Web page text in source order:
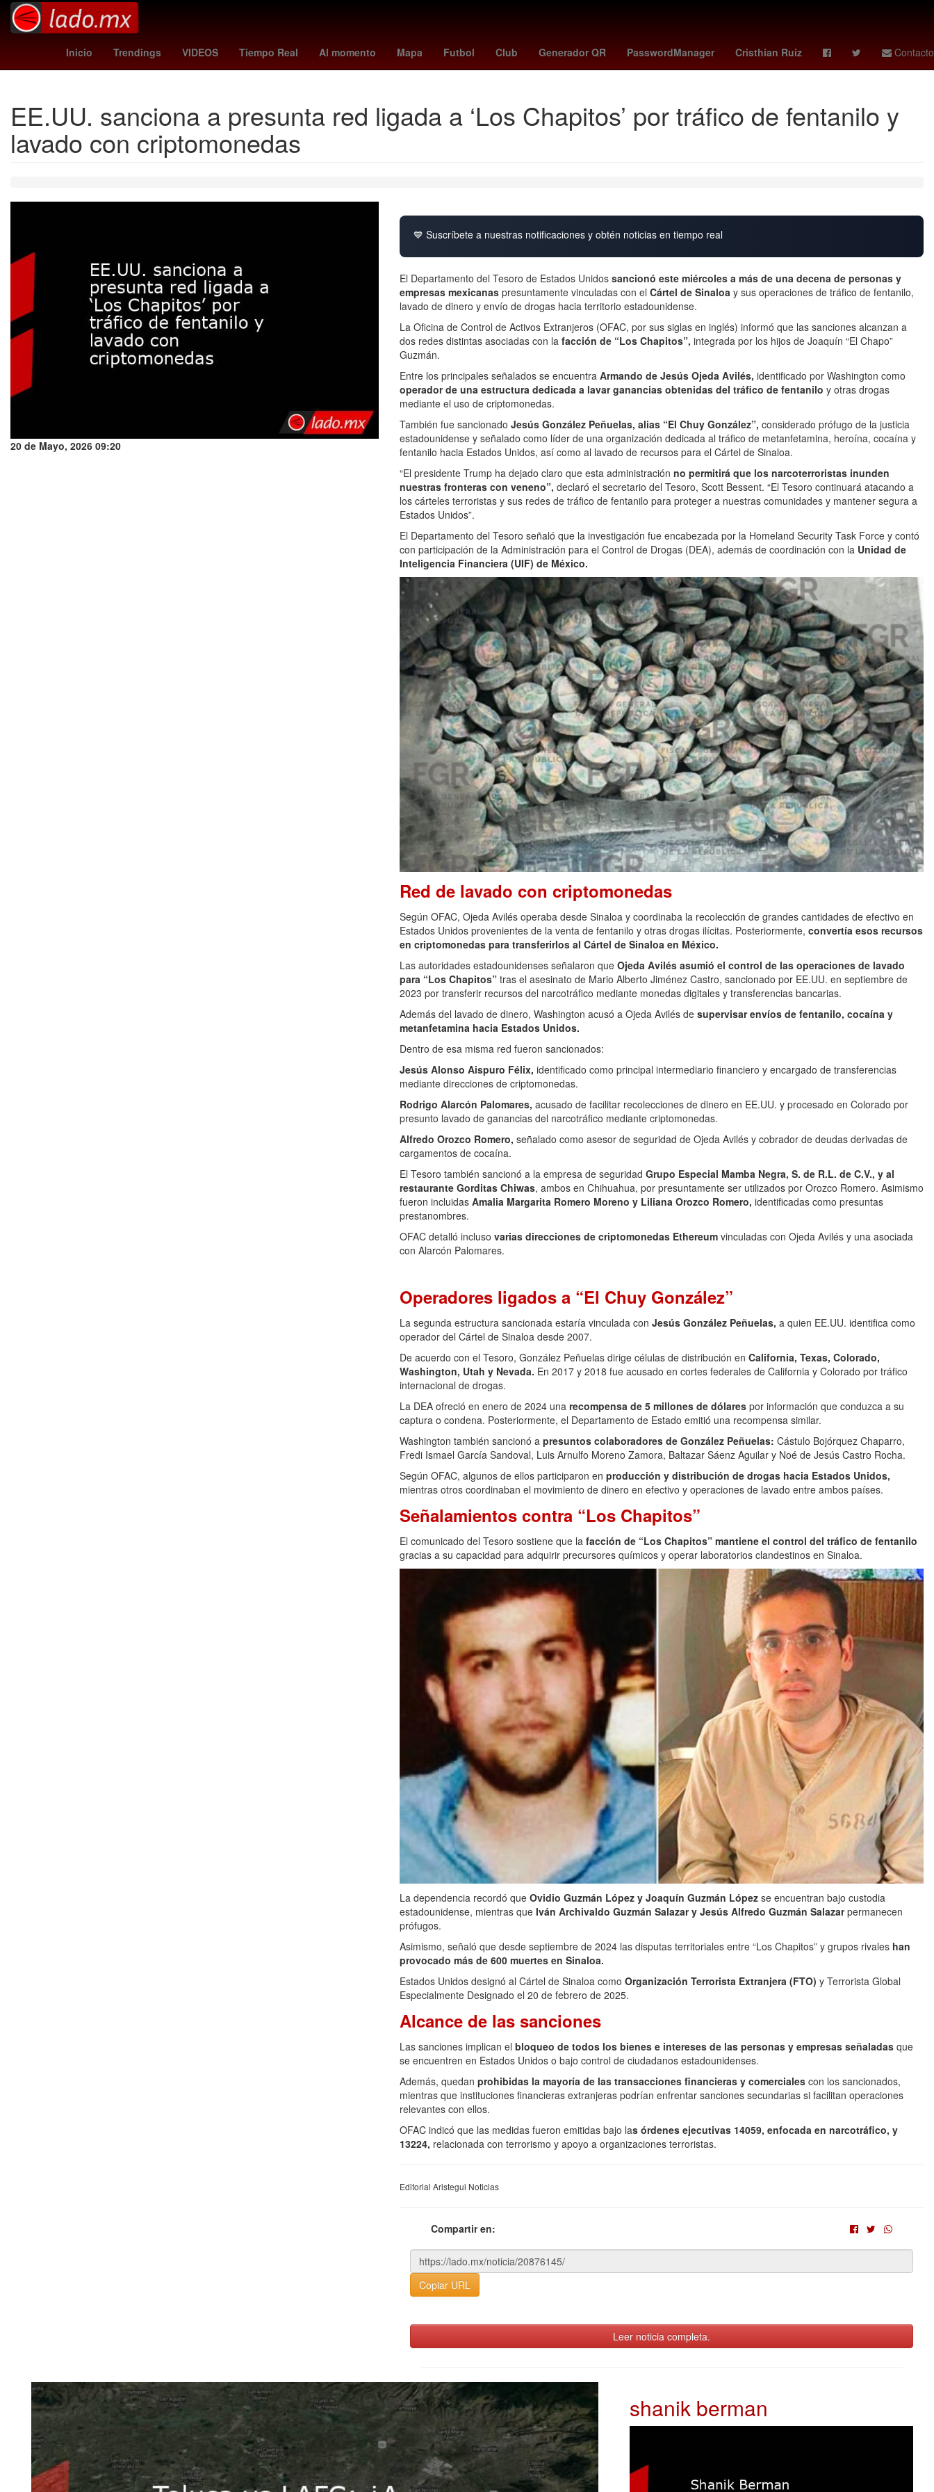
Inicio Trendings VIDEOS Tiempo Real Al momento Mapa Futbol Club Generador QR PasswordManager Cristhian Ruiz Contacto
portugal vs Agresión jonathan perez chivas Nobel de la Paz 2018 China metroid prime 4 masterchef en vivo México Claudia Sheinbaum Pardo Chihuahua
EE.UU. sanciona a presunta red ligada a ‘Los Chapitos’ por tráfico de fentanilo y
lavado con criptomonedas
20 de Mayo, 2026 09:20
💙 Suscríbete a nuestras notificaciones y obtén noticias en tiempo real
El Departamento del Tesoro de Estados Unidos sancionó este miércoles a más de una decena de personas y
empresas mexicanas presuntamente vinculadas con el Cártel de Sinaloa y sus operaciones de tráfico de fentanilo,
lavado de dinero y envío de drogas hacia territorio estadounidense.
La Oficina de Control de Activos Extranjeros (OFAC, por sus siglas en inglés) informó que las sanciones alcanzan a
dos redes distintas asociadas con la facción de “Los Chapitos”, integrada por los hijos de Joaquín “El Chapo”
Guzmán.
Entre los principales señalados se encuentra Armando de Jesús Ojeda Avilés, identificado por Washington como
operador de una estructura dedicada a lavar ganancias obtenidas del tráfico de fentanilo y otras drogas
mediante el uso de criptomonedas.
También fue sancionado Jesús González Peñuelas, alias “El Chuy González”, considerado prófugo de la justicia
estadounidense y señalado como líder de una organización dedicada al tráfico de metanfetamina, heroína, cocaína y
fentanilo hacia Estados Unidos, así como al lavado de recursos para el Cártel de Sinaloa.
“El presidente Trump ha dejado claro que esta administración no permitirá que los narcoterroristas inunden
nuestras fronteras con veneno”, declaró el secretario del Tesoro, Scott Bessent. “El Tesoro continuará atacando a
los cárteles terroristas y sus redes de tráfico de fentanilo para proteger a nuestras comunidades y mantener segura a
Estados Unidos”.
El Departamento del Tesoro señaló que la investigación fue encabezada por la Homeland Security Task Force y contó
con participación de la Administración para el Control de Drogas (DEA), además de coordinación con la Unidad de
Inteligencia Financiera (UIF) de México.
Red de lavado con criptomonedas
Según OFAC, Ojeda Avilés operaba desde Sinaloa y coordinaba la recolección de grandes cantidades de efectivo en
Estados Unidos provenientes de la venta de fentanilo y otras drogas ilícitas. Posteriormente, convertía esos recursos
en criptomonedas para transferirlos al Cártel de Sinaloa en México.
Las autoridades estadounidenses señalaron que Ojeda Avilés asumió el control de las operaciones de lavado
para “Los Chapitos” tras el asesinato de Mario Alberto Jiménez Castro, sancionado por EE.UU. en septiembre de
2023 por transferir recursos del narcotráfico mediante monedas digitales y transferencias bancarias.
Además del lavado de dinero, Washington acusó a Ojeda Avilés de supervisar envíos de fentanilo, cocaína y
metanfetamina hacia Estados Unidos.
Dentro de esa misma red fueron sancionados:
Jesús Alonso Aispuro Félix, identificado como principal intermediario financiero y encargado de transferencias
mediante direcciones de criptomonedas.
Rodrigo Alarcón Palomares, acusado de facilitar recolecciones de dinero en EE.UU. y procesado en Colorado por
presunto lavado de ganancias del narcotráfico mediante criptomonedas.
Alfredo Orozco Romero, señalado como asesor de seguridad de Ojeda Avilés y cobrador de deudas derivadas de
cargamentos de cocaína.
El Tesoro también sancionó a la empresa de seguridad Grupo Especial Mamba Negra, S. de R.L. de C.V., y al
restaurante Gorditas Chiwas, ambos en Chihuahua, por presuntamente ser utilizados por Orozco Romero. Asimismo
fueron incluidas Amalia Margarita Romero Moreno y Liliana Orozco Romero, identificadas como presuntas
prestanombres.
OFAC detalló incluso varias direcciones de criptomonedas Ethereum vinculadas con Ojeda Avilés y una asociada
con Alarcón Palomares.
Operadores ligados a “El Chuy González”
La segunda estructura sancionada estaría vinculada con Jesús González Peñuelas, a quien EE.UU. identifica como
operador del Cártel de Sinaloa desde 2007.
De acuerdo con el Tesoro, González Peñuelas dirige células de distribución en California, Texas, Colorado,
Washington, Utah y Nevada. En 2017 y 2018 fue acusado en cortes federales de California y Colorado por tráfico
internacional de drogas.
La DEA ofreció en enero de 2024 una recompensa de 5 millones de dólares por información que conduzca a su
captura o condena. Posteriormente, el Departamento de Estado emitió una recompensa similar.
Washington también sancionó a presuntos colaboradores de González Peñuelas: Cástulo Bojórquez Chaparro,
Fredi Ismael García Sandoval, Luis Arnulfo Moreno Zamora, Baltazar Sáenz Aguilar y Noé de Jesús Castro Rocha.
Según OFAC, algunos de ellos participaron en producción y distribución de drogas hacia Estados Unidos,
mientras otros coordinaban el movimiento de dinero en efectivo y operaciones de lavado entre ambos países.
Señalamientos contra “Los Chapitos”
El comunicado del Tesoro sostiene que la facción de “Los Chapitos” mantiene el control del tráfico de fentanilo
gracias a su capacidad para adquirir precursores químicos y operar laboratorios clandestinos en Sinaloa.
La dependencia recordó que Ovidio Guzmán López y Joaquín Guzmán López se encuentran bajo custodia
estadounidense, mientras que Iván Archivaldo Guzmán Salazar y Jesús Alfredo Guzmán Salazarpermanecen
prófugos.
Asimismo, señaló que desde septiembre de 2024 las disputas territoriales entre “Los Chapitos” y grupos rivales han
provocado más de 600 muertes en Sinaloa.
Estados Unidos designó al Cártel de Sinaloa como Organización Terrorista Extranjera (FTO) y Terrorista Global
Especialmente Designado el 20 de febrero de 2025.
Alcance de las sanciones
Las sanciones implican el bloqueo de todos los bienes e intereses de las personas y empresas señaladas que
se encuentren en Estados Unidos o bajo control de ciudadanos estadounidenses.
Además, quedan prohibidas la mayoría de las transacciones financieras y comerciales con los sancionados,
mientras que instituciones financieras extranjeras podrían enfrentar sanciones secundarias si facilitan operaciones
relevantes con ellos.
OFAC indicó que las medidas fueron emitidas bajo las órdenes ejecutivas 14059, enfocada en narcotráfico, y
13224, relacionada con terrorismo y apoyo a organizaciones terroristas.
Editorial Aristegui Noticias
Compartir en:
Copiar URL
Leer noticia completa.
shanik berman